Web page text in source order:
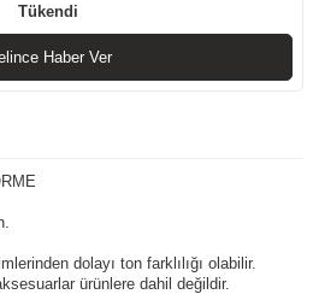
Tükendi
Haber Ver
dolayı ton farklılığı olabilir.
ürünlere dahil değildir.